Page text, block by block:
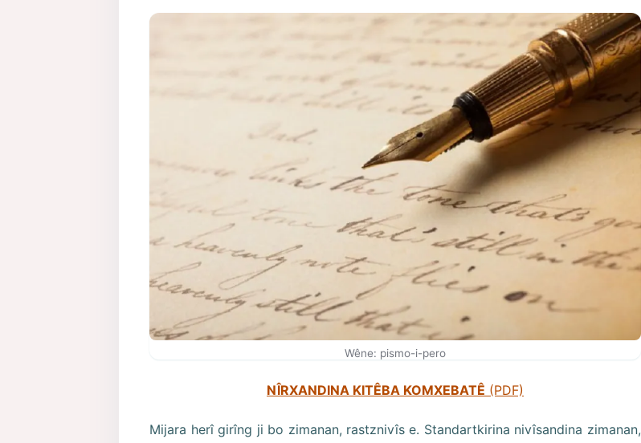
Wêne: pismo-i-pero
NÎRXANDINA KITÊBA KOMXEBATÊ (PDF)
Mijara herî girîng ji bo zimanan, rastznivîs e. Standartkirina nivîsandina zimanan,